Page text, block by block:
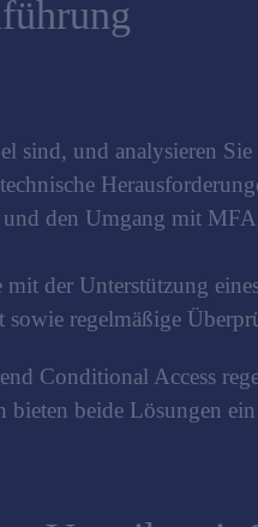
sind, und analysieren
den Umgang mit
der Unterstützung
regelmäßige
Conditional Access
beide Lösungen